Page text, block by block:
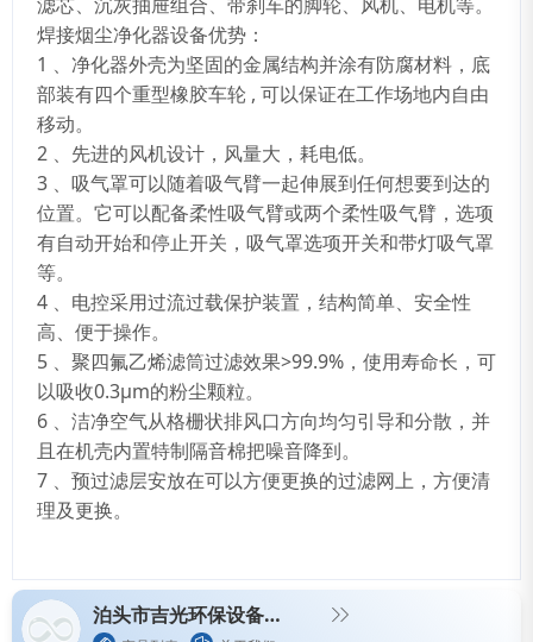
焊接烟尘净化器设备优势：
1 、净化器外壳为坚固的金属结构并涂有防腐材料，底
部装有四个重型橡胶车轮 , 可以保证在工作场地内自由
移动。
2 、先进的风机设计，风量大，耗电低。
3 、吸气罩可以随着吸气臂一起伸展到任何想要到达的
位置。它可以配备柔性吸气臂或两个柔性吸气臂，选项
有自动开始和停止开关，吸气罩选项开关和带灯吸气罩
等。
4 、电控采用过流过载保护装置，结构简单、安全性
高、便于操作。
5 、聚四氟乙烯滤筒过滤效果>99.9%，使用寿命长，可
以吸收0.3μm的粉尘颗粒。
6 、洁净空气从格栅状排风口方向均匀引导和分散，并
且在机壳内置特制隔音棉把噪音降到。
7 、预过滤层安放在可以方便更换的过滤网上，方便清
理及更换。
泊头市吉光环保设备有限公司